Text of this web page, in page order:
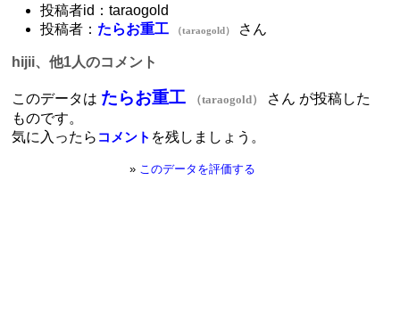
投稿者id：taraogold
投稿者： たらお重工 （taraogold） さん
hijii、他1人のコメント
このデータは たらお重工 （taraogold）
さん が投稿した
ものです。
気に入ったら コメント を残しましょう。
» このデータを評価する